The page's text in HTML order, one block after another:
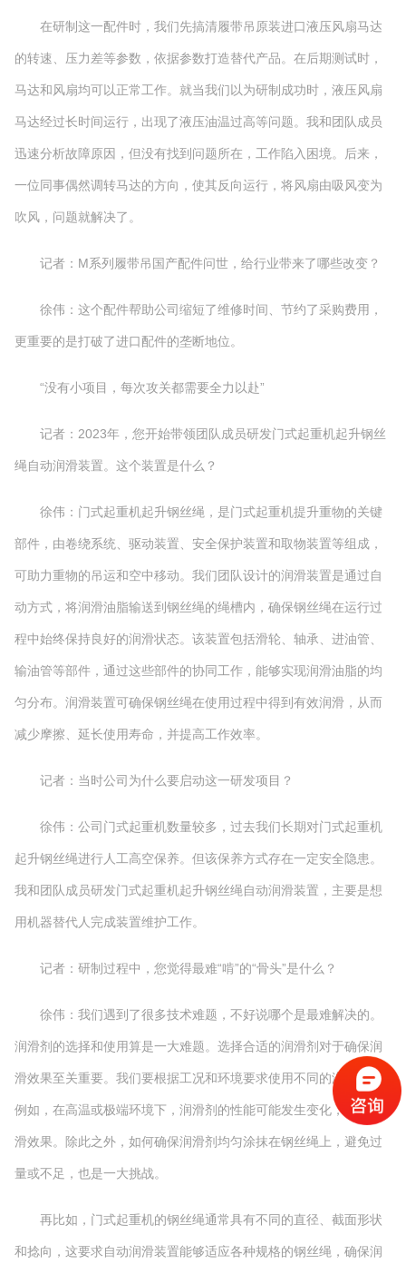
在研制这一配件时，我们先搞清履带吊原装进口液压风扇马达
的转速、压力差等参数，依据参数打造替代产品。在后期测试时，
马达和风扇均可以正常工作。就当我们以为研制成功时，液压风扇
马达经过长时间运行，出现了液压油温过高等问题。我和团队成员
迅速分析故障原因，但没有找到问题所在，工作陷入困境。后来，
一位同事偶然调转马达的方向，使其反向运行，将风扇由吸风变为
吹风，问题就解决了。
记者：M系列履带吊国产配件问世，给行业带来了哪些改变？
徐伟：这个配件帮助公司缩短了维修时间、节约了采购费用，
更重要的是打破了进口配件的垄断地位。
“没有小项目，每次攻关都需要全力以赴”
记者：2023年，您开始带领团队成员研发门式起重机起升钢丝
绳自动润滑装置。这个装置是什么？
徐伟：门式起重机起升钢丝绳，是门式起重机提升重物的关键
部件，由卷绕系统、驱动装置、安全保护装置和取物装置等组成，
可助力重物的吊运和空中移动。我们团队设计的润滑装置是通过自
动方式，将润滑油脂输送到钢丝绳的绳槽内，确保钢丝绳在运行过
程中始终保持良好的润滑状态。该装置包括滑轮、轴承、进油管、
输油管等部件，通过这些部件的协同工作，能够实现润滑油脂的均
匀分布。润滑装置可确保钢丝绳在使用过程中得到有效润滑，从而
减少摩擦、延长使用寿命，并提高工作效率。
记者：当时公司为什么要启动这一研发项目？
徐伟：公司门式起重机数量较多，过去我们长期对门式起重机
起升钢丝绳进行人工高空保养。但该保养方式存在一定安全隐患。
我和团队成员研发门式起重机起升钢丝绳自动润滑装置，主要是想
用机器替代人完成装置维护工作。
记者：研制过程中，您觉得最难“啃”的“骨头”是什么？
徐伟：我们遇到了很多技术难题，不好说哪个是最难解决的。
润滑剂的选择和使用算是一大难题。选择合适的润滑剂对于确保润
滑效果至关重要。我们要根据工况和环境要求使用不同的润滑剂。
例如，在高温或极端环境下，润滑剂的性能可能发生变化，影响润
滑效果。除此之外，如何确保润滑剂均匀涂抹在钢丝绳上，避免过
量或不足，也是一大挑战。
再比如，门式起重机的钢丝绳通常具有不同的直径、截面形状
和捻向，这要求自动润滑装置能够适应各种规格的钢丝绳，确保润